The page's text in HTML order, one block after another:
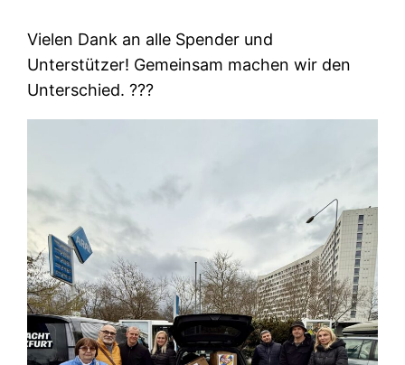
​Vielen Dank an alle Spender und
Unterstützer! Gemeinsam machen wir den
Unterschied. ???